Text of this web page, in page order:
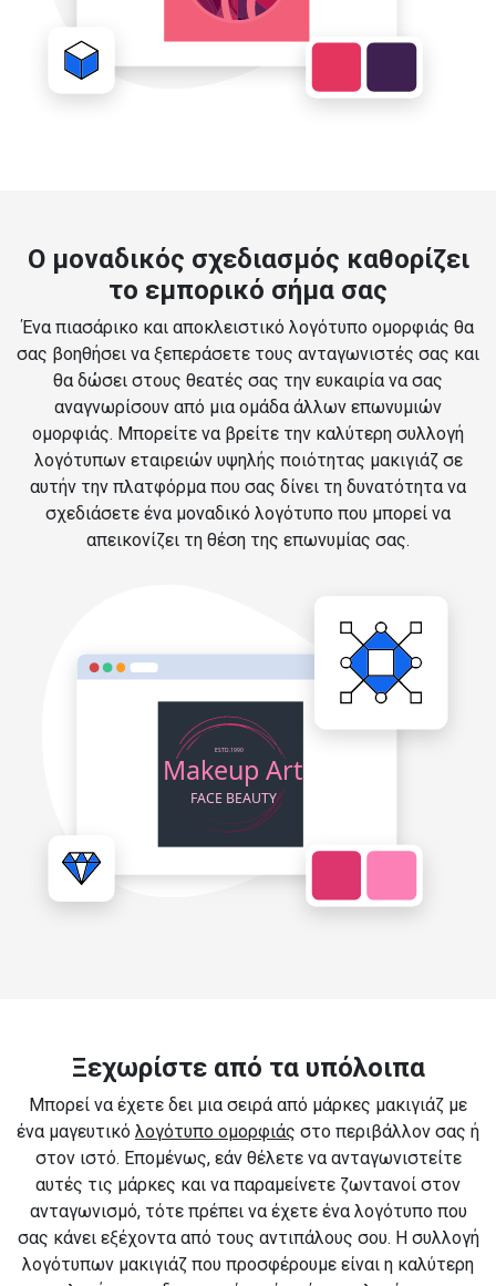
Ο μοναδικός σχεδιασμός καθορίζει
το εμπορικό σήμα σας
Ένα πιασάρικο και αποκλειστικό λογότυπο ομορφιάς θα
σας βοηθήσει να ξεπεράσετε τους ανταγωνιστές σας και
θα δώσει στους θεατές σας την ευκαιρία να σας
αναγνωρίσουν από μια ομάδα άλλων επωνυμιών
ομορφιάς. Μπορείτε να βρείτε την καλύτερη συλλογή
λογότυπων εταιρειών υψηλής ποιότητας μακιγιάζ σε
αυτήν την πλατφόρμα που σας δίνει τη δυνατότητα να
σχεδιάσετε ένα μοναδικό λογότυπο που μπορεί να
απεικονίζει τη θέση της επωνυμίας σας.
Ξεχωρίστε από τα υπόλοιπα
Μπορεί να έχετε δει μια σειρά από μάρκες μακιγιάζ με
ένα μαγευτικό λογότυπο ομορφιάς στο περιβάλλον σας ή
στον ιστό. Επομένως, εάν θέλετε να ανταγωνιστείτε
αυτές τις μάρκες και να παραμείνετε ζωντανοί στον
ανταγωνισμό, τότε πρέπει να έχετε ένα λογότυπο που
σας κάνει εξέχοντα από τους αντιπάλους σου. Η συλλογή
λογότυπων μακιγιάζ που προσφέρουμε είναι η καλύτερη